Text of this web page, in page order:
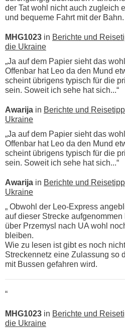
der Tat wohl nicht auch zugleich
und bequeme Fahrt mit der Bahn.
MHG1023 in Berichte und
die Ukraine
„Ja auf dem Papier sieht das
Offenbar hat Leo da den Mund
scheint übrigens typisch für die
sein. Soweit ich sehe hat sich...“
Awarija in Berichte und
Ukraine
„Ja auf dem Papier sieht das
Offenbar hat Leo da den Mund
scheint übrigens typisch für die
sein. Soweit ich sehe hat sich...“
Awarija in Berichte und
Ukraine
„ Obwohl der Leo-Express
auf dieser Strecke
über Przemysl nach UA wohl
bleiben.
Wie zu lesen ist gibt es noch
Streckennetz eine Zulassung so
mit Bussen gefahren wird.
“
MHG1023 in Berichte und
die Ukraine